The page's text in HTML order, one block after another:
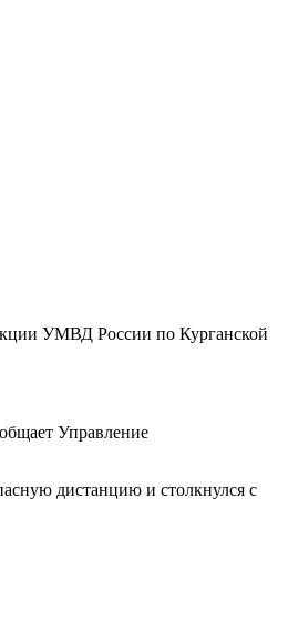
УМВД России по Курганской
Управление
дистанцию и столкнулся с